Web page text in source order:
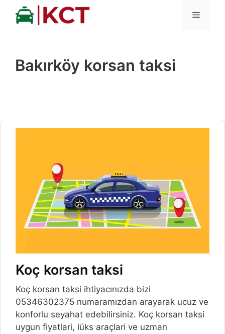
İçeriğe
MENÜ
Bakırköy korsan taksi
Koç korsan taksi
Koç korsan taksi ihtiyacınızda bizi
05346302375 numaramızdan arayarak ucuz ve
konforlu seyahat edebilirsiniz. Koç korsan taksi
uygun fiyatlari, lüks araçlari ve uzman